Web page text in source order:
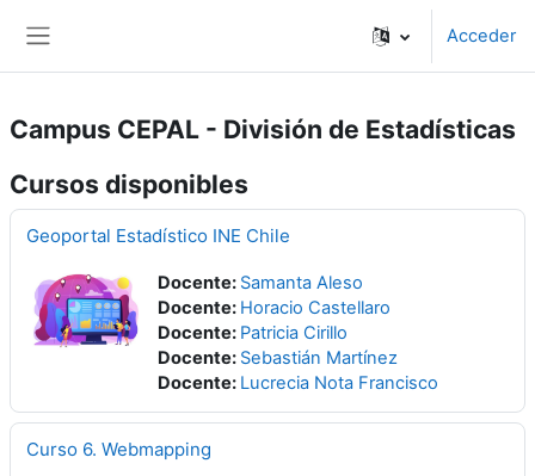
Acceder
Campus CEPAL - División de Estadísticas
Cursos disponibles
Geoportal Estadístico INE Chile
Docente: Samanta Aleso
Docente: Horacio Castellaro
Docente: Patricia Cirillo
Docente: Sebastián Martínez
Docente: Lucrecia Nota Francisco
Curso 6. Webmapping